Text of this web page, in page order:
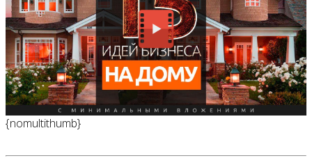
{nomultithumb}